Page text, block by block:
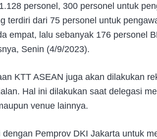
personel, 300 personel untuk
terdiri dari 75 personel untuk
empat, lalu sebanyak 176 personel
Senin (4/9/2023).
KTT ASEAN juga akan dilakukan
Hal ini dilakukan saat delegasi
venue lainnya.
Pemprov DKI Jakarta untuk